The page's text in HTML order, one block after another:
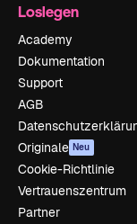
Loslegen
Academy
Dokumentation
Support
AGB
Originale Neu
Cookie-Richtlinie
Vertrauenszentrum
Partner